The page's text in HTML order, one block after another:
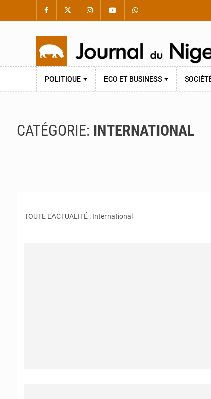
POLITIQUE ECO ET BUSINESS
CATÉGORIE: INTERNATIONAL
TOUTE L’ACTUALITÉ : International